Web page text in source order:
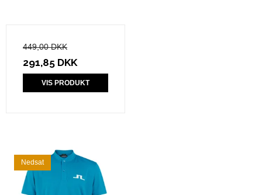
449,00 DKK
291,85 DKK
VIS PRODUKT
Nedsat